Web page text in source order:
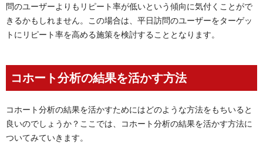
問のユーザーよりもリピート率が低いという傾向に気付くことがで
きるかもしれません。この場合は、平日訪問のユーザーをターゲッ
トにリピート率を高める施策を検討することとなります。
コホート分析の結果を活かす方法
コホート分析の結果を活かすためにはどのような方法をもちいると
良いのでしょうか？ここでは、コホート分析の結果を活かす方法に
ついてみていきます。